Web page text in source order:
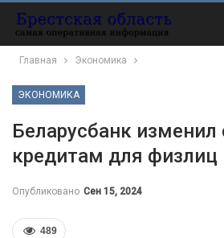
Главная Экономика
ЭКОНОМИКА
Беларусбанк изменил
кредитам для физлиц
Опубликовано Сен 15, 2024
489